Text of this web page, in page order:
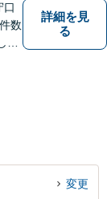
口
数
詳細を見
る
変更